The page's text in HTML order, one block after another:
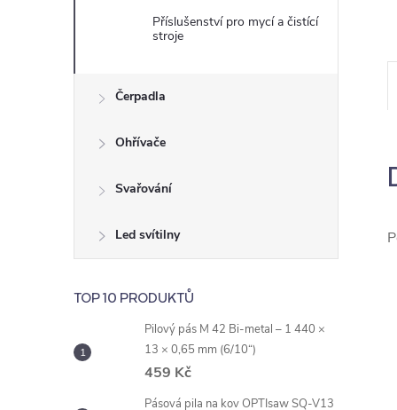
l
Příslušenství pro mycí a čistící
stroje
Čerpadla
Ohřívače
Svařování
Led svítilny
TOP 10 PRODUKTŮ
Pilový pás M 42 Bi-metal – 1 440 ×
13 × 0,65 mm (6/10“)
459 Kč
Pásová pila na kov OPTIsaw SQ-V13